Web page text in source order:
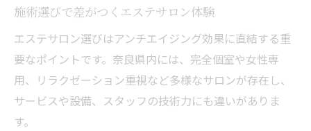
基準
自分に最適なアンチエイジング施術を見つ
ける
エステカウンセリングで分かる施術の違い
効果を高めるエステアンチエイジングの秘
施術選びで差がつくエステサロン体験
エステサロン選びはアンチエイジング効果に直結する重
要なポイントです。奈良県内には、完全個室や女性専
用、リラクゼーション重視など多様なサロンが存在し、
サービスや設備、スタッフの技術力にも違いがありま
す。